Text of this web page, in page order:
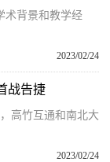
术背景和教学经
2023/02/24
战告捷
高竹互通和南北大
2023/02/24